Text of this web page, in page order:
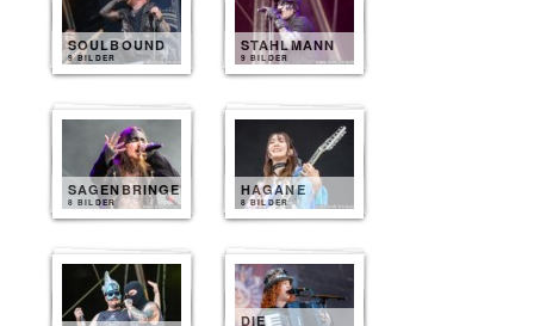
SOULBOUND
9 BILDER
STAHLMANN
9 BILDER
SAGENBRINGER
8 BILDER
HAGANE
8 BILDER
DIE